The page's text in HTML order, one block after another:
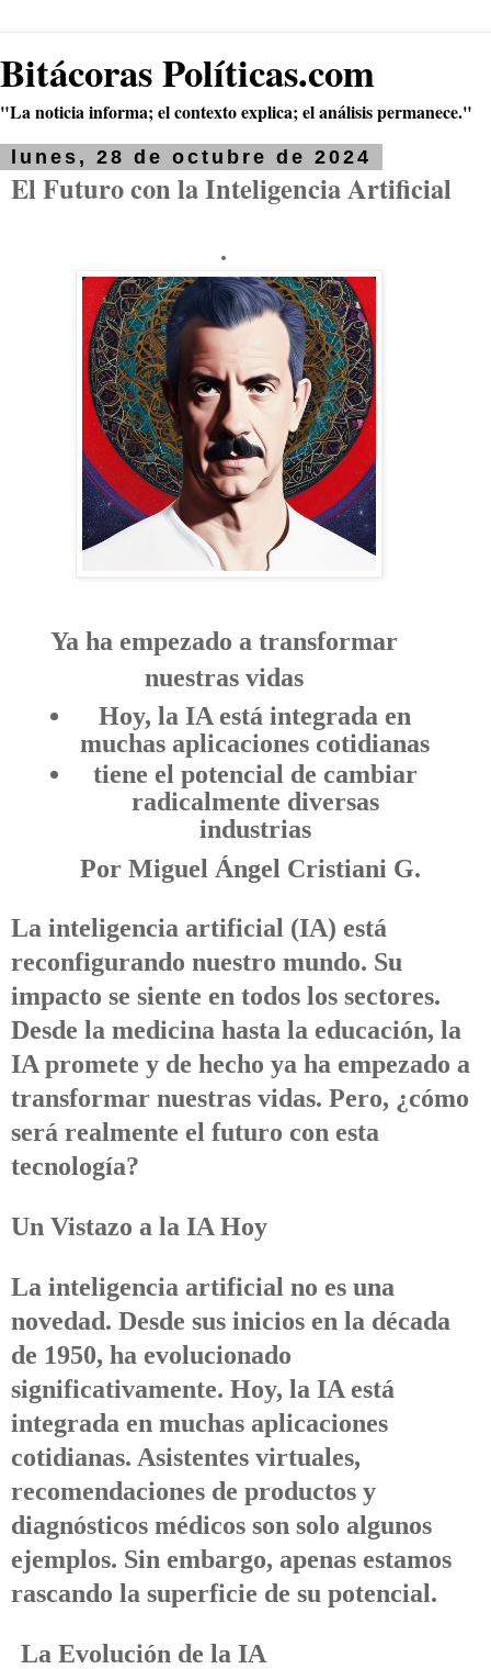
Bitácoras Políticas.com
"La noticia informa; el contexto explica; el análisis permanece."
lunes, 28 de octubre de 2024
El Futuro con la Inteligencia Artificial
.
Ya ha empezado a transformar
nuestras vidas
Hoy, la IA está integrada en
muchas aplicaciones cotidianas
tiene el potencial de cambiar
radicalmente diversas
industrias
Por Miguel Ángel Cristiani G.
La inteligencia artificial (IA) está
reconfigurando nuestro mundo. Su
impacto se siente en todos los sectores.
Desde la medicina hasta la educación, la
IA promete y de hecho ya ha empezado a
transformar nuestras vidas. Pero, ¿cómo
será realmente el futuro con esta
tecnología?
Un Vistazo a la IA Hoy
La inteligencia artificial no es una
novedad. Desde sus inicios en la década
de 1950, ha evolucionado
significativamente. Hoy, la IA está
integrada en muchas aplicaciones
cotidianas. Asistentes virtuales,
recomendaciones de productos y
diagnósticos médicos son solo algunos
ejemplos. Sin embargo, apenas estamos
rascando la superficie de su potencial.
La Evolución de la IA